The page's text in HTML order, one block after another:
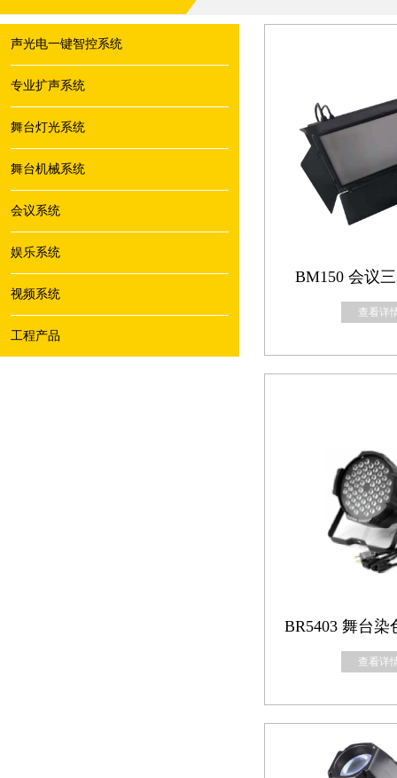
声光电一键智控系统
专业扩声系统
舞台灯光系统
舞台机械系统
会议系统
娱乐系统
视频系统
工程产品
BM150 会议
查看详
BR5403 舞台染
查看详